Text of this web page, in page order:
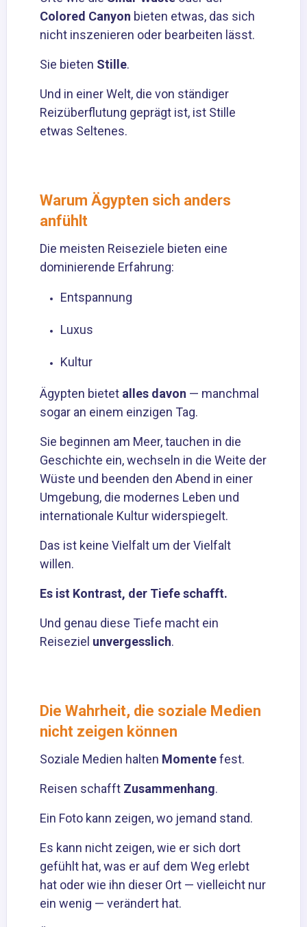
Colored Canyon bieten etwas, das sich
nicht inszenieren oder bearbeiten lässt.
Sie bieten Stille.
Und in einer Welt, die von ständiger
Reizüberflutung geprägt ist, ist Stille
etwas Seltenes.
Warum Ägypten sich anders
anfühlt
Die meisten Reiseziele bieten eine
dominierende Erfahrung:
Entspannung
Luxus
Kultur
Ägypten bietet alles davon — manchmal
sogar an einem einzigen Tag.
Sie beginnen am Meer, tauchen in die
Geschichte ein, wechseln in die Weite der
Wüste und beenden den Abend in einer
Umgebung, die modernes Leben und
internationale Kultur widerspiegelt.
Das ist keine Vielfalt um der Vielfalt
willen.
Es ist Kontrast, der Tiefe schafft.
Und genau diese Tiefe macht ein
Reiseziel unvergesslich.
Die Wahrheit, die soziale Medien
nicht zeigen können
Soziale Medien halten Momentefest.
Reisen schafft Zusammenhang.
Ein Foto kann zeigen, wo jemand stand.
Es kann nicht zeigen, wie er sich dort
gefühlt hat, was er auf dem Weg erlebt
hat oder wie ihn dieser Ort — vielleicht nur
ein wenig — verändert hat.